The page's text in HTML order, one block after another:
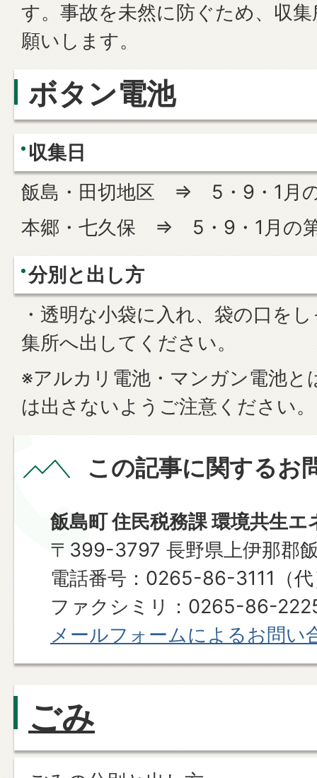
す。事故を未然に防ぐため、収
願いします。
ボタン電池
収集日
飯島・田切地区 ⇒ 5・9・1月
本郷・七久保 ⇒ 5・9・1月の
分別と出し方
・透明な小袋に入れ、袋の口を
集所へ出してください。
※アルカリ電池・マンガン電池と
は出さないようご注意ください。
この記事に関するお
飯島町 住民税務課 環境共生エ
〒399-3797 長野県上伊那郡
電話番号：0265-86-3111（
ファクシミリ：0265-86-
メールフォームによるお問い
ごみ